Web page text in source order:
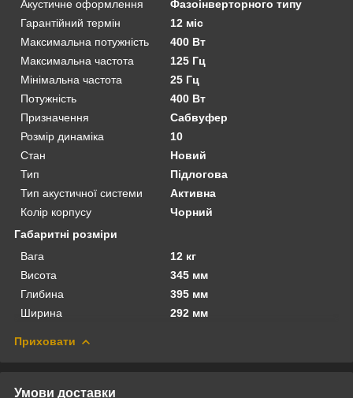
Акустичне оформлення
Фазоінверторного типу
Гарантійний термін
12 міс
Максимальна потужність
400 Вт
Максимальна частота
125 Гц
Мінімальна частота
25 Гц
Потужність
400 Вт
Призначення
Сабвуфер
Розмір динаміка
10
Стан
Новий
Тип
Підлогова
Тип акустичної системи
Активна
Колір корпусу
Чорний
Габаритні розміри
Вага
12 кг
Висота
345 мм
Глибина
395 мм
Ширина
292 мм
Приховати
Умови доставки